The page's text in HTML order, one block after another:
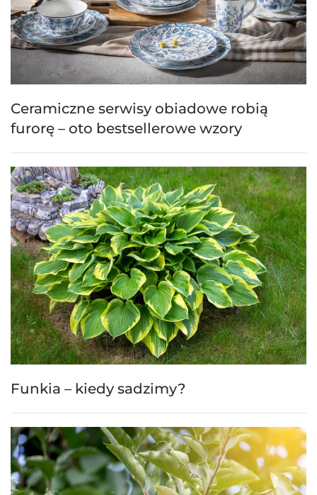
Ceramiczne serwisy obiadowe robią
furorę – oto bestsellerowe wzory
Funkia – kiedy sadzimy?